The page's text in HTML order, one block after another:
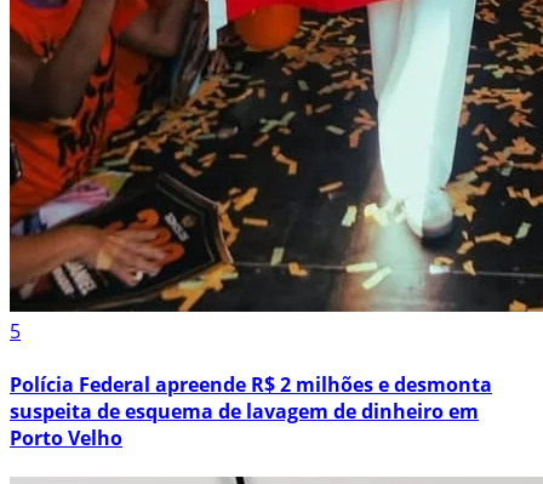
5
Polícia Federal apreende R$ 2 milhões e desmonta
suspeita de esquema de lavagem de dinheiro em
Porto Velho